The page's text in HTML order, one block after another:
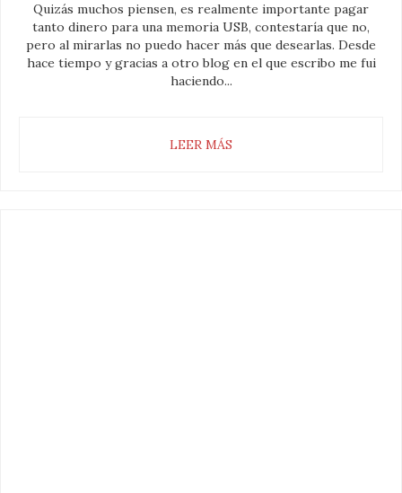
Quizás muchos piensen, es realmente importante pagar
tanto dinero para una memoria USB, contestaría que no,
pero al mirarlas no puedo hacer más que desearlas. Desde
hace tiempo y gracias a otro blog en el que escribo me fui
haciendo...
LEER MÁS